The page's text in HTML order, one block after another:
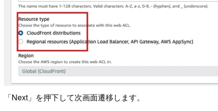
「Next」を押下して次画面遷移します。